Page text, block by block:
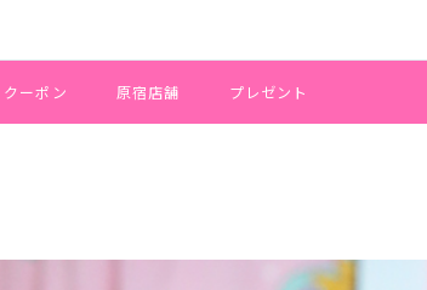
クーポン 原宿店舗 プレゼント